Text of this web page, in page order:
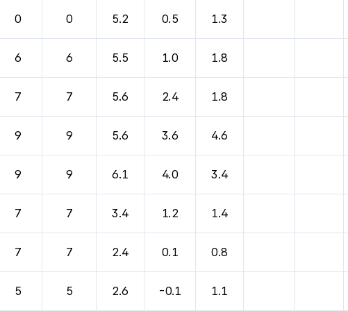
0 0 5.2 0.5 1.3
6 6 5.5 1.0 1.8
7 7 5.6 2.4 1.8
9 9 5.6 3.6 4.6
9 9 6.1 4.0 3.4
7 7 3.4 1.2 1.4
7 7 2.4 0.1 0.8
5 5 2.6 -0.1 1.1